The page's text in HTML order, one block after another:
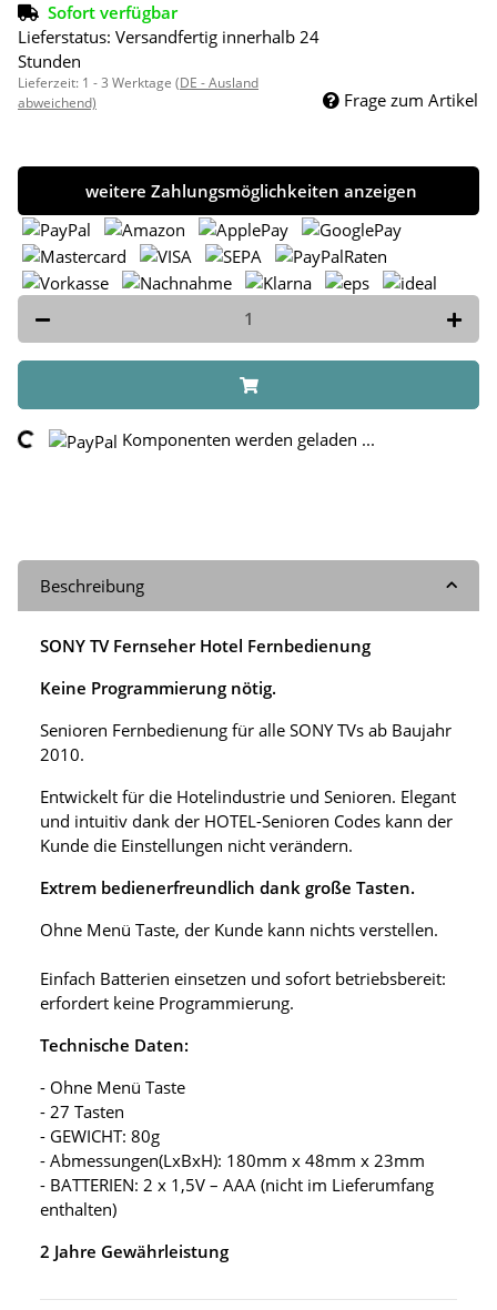
Sofort verfügbar
Lieferstatus: Versandfertig innerhalb 24
Stunden
Lieferzeit: 1 - 3 Werktage (DE - Ausland
abweichend)
Frage zum Artikel
weitere Zahlungsmöglichkeiten anzeigen
Komponenten werden geladen ...
Beschreibung
SONY TV Fernseher Hotel Fernbedienung
Keine Programmierung nötig.
Senioren Fernbedienung für alle SONY TVs ab Baujahr
2010.
Entwickelt für die Hotelindustrie und Senioren. Elegant
und intuitiv dank der HOTEL-Senioren Codes kann der
Kunde die Einstellungen nicht verändern.
Extrem bedienerfreundlich dank große Tasten.
Ohne Menü Taste, der Kunde kann nichts verstellen.
Einfach Batterien einsetzen und sofort betriebsbereit:
erfordert keine Programmierung.
Technische Daten:
- Ohne Menü Taste
- 27 Tasten
- GEWICHT: 80g
- Abmessungen(LxBxH): 180mm x 48mm x 23mm
- BATTERIEN: 2 x 1,5V – AAA (nicht im Lieferumfang
enthalten)
2 Jahre Gewährleistung